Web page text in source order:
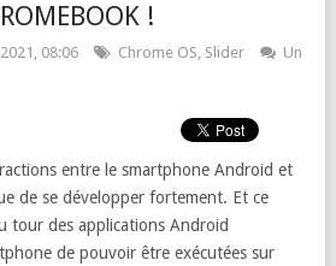
!
08:06 Chrome OS, Slider
Un
entre le smartphone Android et
de se développer fortement. Et ce
tour des applications Android
de pouvoir être exécutées sur